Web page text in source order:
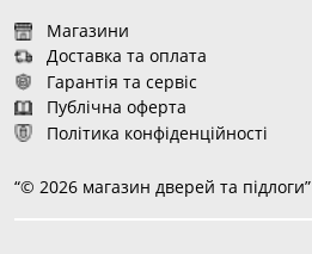
Магазини
Доставка та оплата
Гарантія та сервіс
Публічна оферта
Політика конфіденційності
“© 2026 магазин дверей та підлоги”